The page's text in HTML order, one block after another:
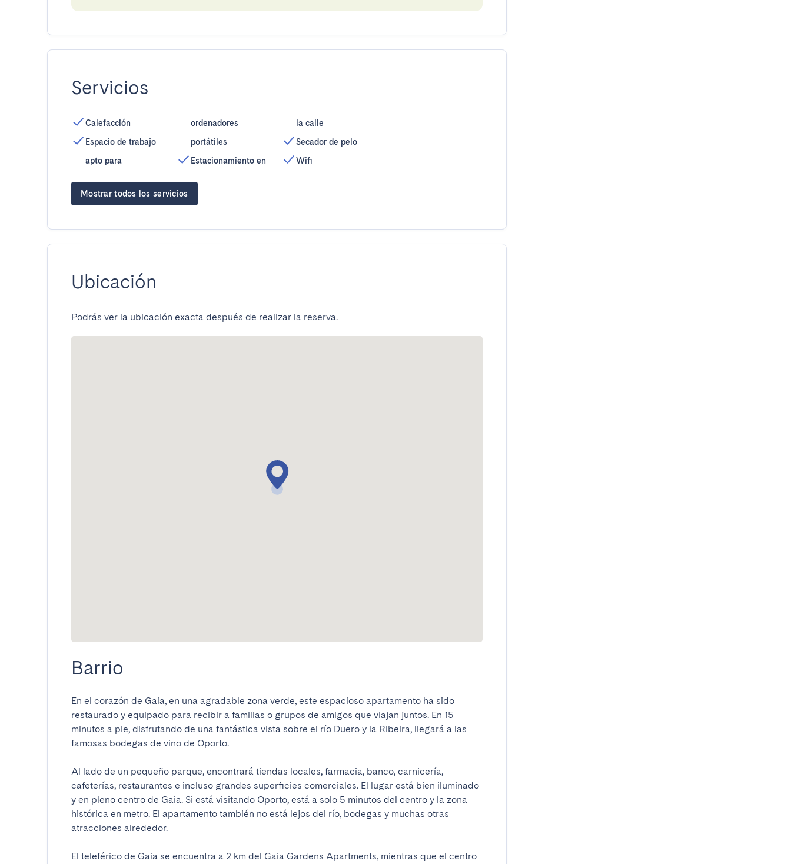
Servicios
Calefacción
Espacio de trabajo
apto para
ordenadores
portátiles
Estacionamiento en
la calle
Secador de pelo
Wifi
Mostrar todos los servicios
Ubicación
Podrás ver la ubicación exacta después de realizar la reserva.
Barrio
En el corazón de Gaia, en una agradable zona verde, este espacioso apartamento ha sido
restaurado y equipado para recibir a familias o grupos de amigos que viajan juntos. En 15
minutos a pie, disfrutando de una fantástica vista sobre el río Duero y la Ribeira, llegará a las
famosas bodegas de vino de Oporto.
Al lado de un pequeño parque, encontrará tiendas locales, farmacia, banco, carnicería,
cafeterías, restaurantes e incluso grandes superficies comerciales. El lugar está bien iluminado
y en pleno centro de Gaia. Si está visitando Oporto, está a solo 5 minutos del centro y la zona
histórica en metro. El apartamento también no está lejos del río, bodegas y muchas otras
atracciones alrededor.
El teleférico de Gaia se encuentra a 2 km del Gaia Gardens Apartments, mientras que el centro